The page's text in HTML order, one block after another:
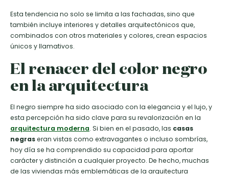
Esta tendencia no solo se limita a las fachadas, sino que
también incluye interiores y detalles arquitectónicos que,
combinados con otros materiales y colores, crean espacios
únicos y llamativos.
El renacer del color negro
en la arquitectura
El negro siempre ha sido asociado con la elegancia y el lujo, y
esta percepción ha sido clave para su revalorización en la
arquitectura moderna. Si bien en el pasado, las casas
negraseran vistas como extravagantes o incluso sombrías,
hoy día se ha comprendido su capacidad para aportar
carácter y distinción a cualquier proyecto. De hecho, muchas
de las viviendas más emblemáticas de la arquitectura